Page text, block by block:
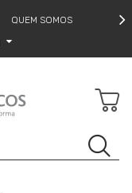
QUEM SOMOS